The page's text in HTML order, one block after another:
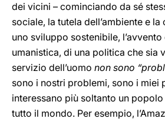
dei vicini – cominciando da sé
sociale, la tutela dell’ambiente e
uno sviluppo sostenibile,
umanistica, di una politica che sia
servizio dell’uomo non sono
sono i nostri problemi, sono i miei
interessano più soltanto un
tutto il mondo. Per esempio,